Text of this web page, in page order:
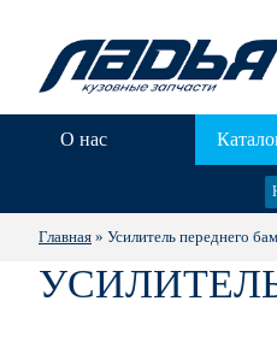
О нас
Главная » Усилитель переднего